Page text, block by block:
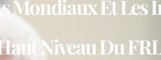
Mondiaux Et Les
Niveau Du